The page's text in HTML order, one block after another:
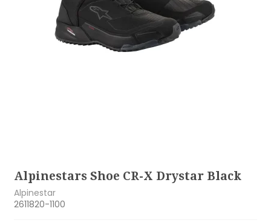
Alpinestars Shoe CR-X Drystar Black
Alpinestar
2611820-1100